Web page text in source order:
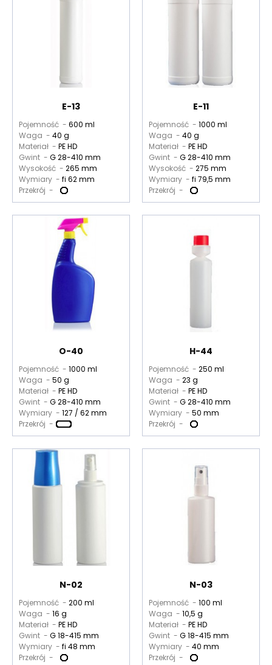
E-13
Pojemność - 600 ml
Waga - 40 g
Materiał - PE HD
Gwint - G 28-410 mm
Wysokość - 265 mm
Wymiary - fi 62 mm
Przekrój -
E-11
Pojemność - 1000 ml
Waga - 40 g
Materiał - PE HD
Gwint - G 28-410 mm
Wysokość - 275 mm
Wymiary - fi 79,5 mm
Przekrój -
O-40
Pojemność - 1000 ml
Waga - 50 g
Materiał - PE HD
Gwint - G 28-410 mm
Wymiary - 127 / 62 mm
Przekrój -
H-44
Pojemność - 250 ml
Waga - 23 g
Materiał - PE HD
Gwint - G 28-410 mm
Wymiary - 50 mm
Przekrój -
N-02
Pojemność - 200 ml
Waga - 16 g
Materiał - PE HD
Gwint - G 18-415 mm
Wymiary - fi 48 mm
Przekrój -
N-03
Pojemność - 100 ml
Waga - 10,5 g
Materiał - PE HD
Gwint - G 18-415 mm
Wymiary - 40 mm
Przekrój -